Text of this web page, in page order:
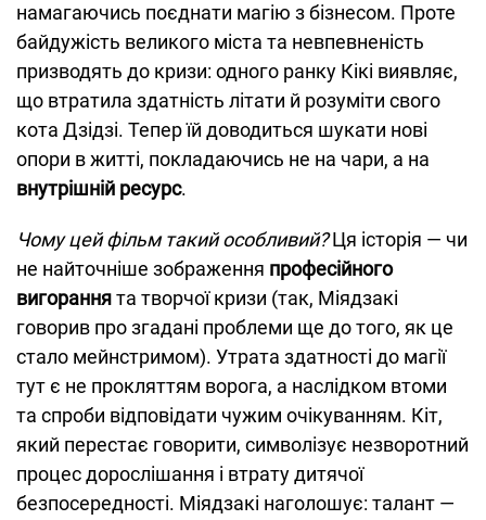
намагаючись поєднати магію з бізнесом. Проте
байдужість великого міста та невпевненість
призводять до кризи: одного ранку Кікі виявляє,
що втратила здатність літати й розуміти свого
кота Дзідзі. Тепер їй доводиться шукати нові
опори в житті, покладаючись не на чари, а на
внутрішній ресурс.
Чому цей фільм такий особливий?Ця історія — чи
не найточніше зображення професійного
вигораннята творчої кризи (так, Міядзакі
говорив про згадані проблеми ще до того, як це
стало мейнстримом). Утрата здатності до магії
тут є не прокляттям ворога, а наслідком втоми
та спроби відповідати чужим очікуванням. Кіт,
який перестає говорити, символізує незворотний
процес дорослішання і втрату дитячої
безпосередності. Міядзакі наголошує: талант —